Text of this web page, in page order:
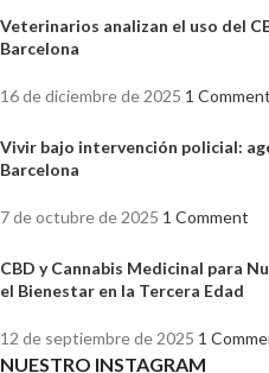
Veterinarios analizan el uso del
Barcelona
16 de diciembre de 2025 1 Comment
Vivir bajo intervención policial:
Barcelona
7 de octubre de 2025 1 Comment
CBD y Cannabis Medicinal para
el Bienestar en la Tercera Edad
12 de septiembre de 2025 1
NUESTRO INSTAGRAM